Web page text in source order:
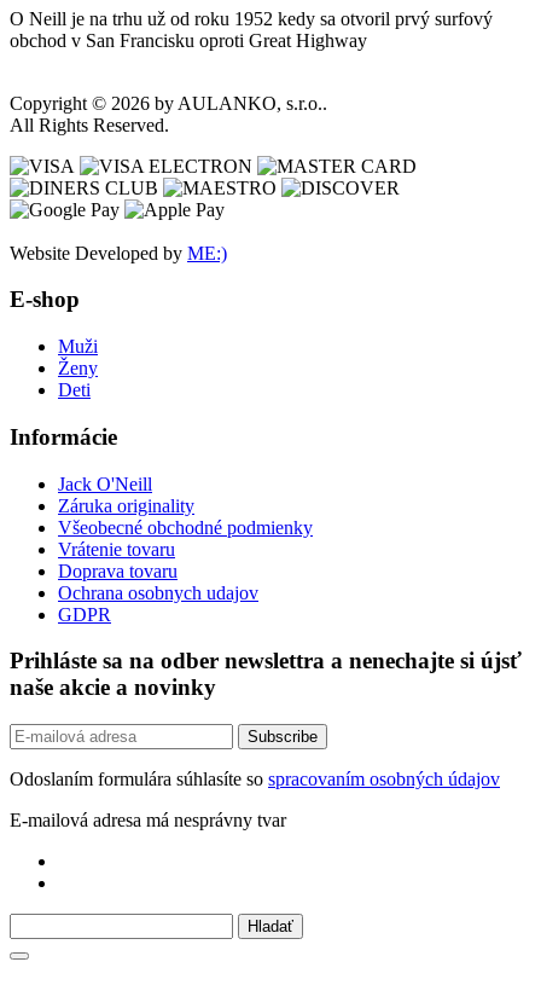
O Neill je na trhu už od roku 1952 kedy sa otvoril prvý surfový
obchod v San Francisku oproti Great Highway
Copyright © 2026 by AULANKO, s.r.o..
All Rights Reserved.
Website Developed by ME:)
E-shop
Muži
Ženy
Deti
Informácie
Jack O'Neill
Záruka originality
Všeobecné obchodné podmienky
Vrátenie tovaru
Doprava tovaru
Ochrana osobnych udajov
GDPR
Prihláste sa na odber newslettra a nenechajte si újsť
naše akcie a novinky
Odoslaním formulára súhlasíte so spracovaním osobných údajov
E-mailová adresa má nesprávny tvar